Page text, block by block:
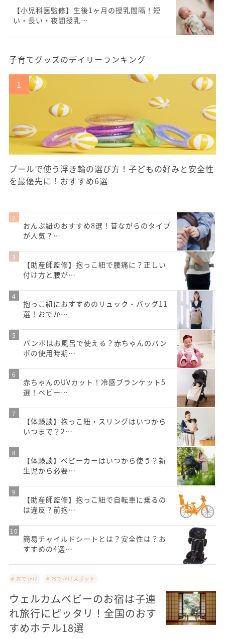
【小児科医監修】生後1ヶ月の授乳間隔！短
い・長い・夜間授乳…
子育てグッズのデイリーランキング
プールで使う浮き輪の選び方！子どもの好みと安全性
を最優先に！おすすめ6選
おんぶ紐のおすすめ8選！昔ながらのタイプ
が人気？…
【助産師監修】抱っこ紐で腰痛に？正しい
付け方と腰が…
抱っこ紐におすすめのリュック・バッグ11
選！おでか…
バンボはお風呂で使える？赤ちゃんのバン
ボの使用時期…
赤ちゃんのUVカット！冷感ブランケット5
選！ベビー…
【体験談】抱っこ紐・スリングはいつから
いつまで？2…
【体験談】ベビーカーはいつから使う？新
生児から必要…
【助産師監修】抱っこ紐で自転車に乗るの
は違反？前抱…
簡易チャイルドシートとは？安全性は？お
すすめの4選…
# おでかけ # おでかけスポット
ウェルカムベビーのお宿は子連
れ旅行にピッタリ！全国のおす
すめホテル18選